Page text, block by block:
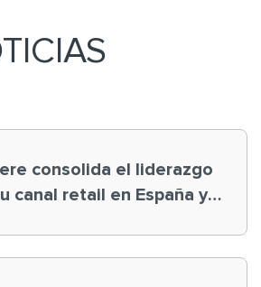
consolida el liderazgo
canal retail en España y